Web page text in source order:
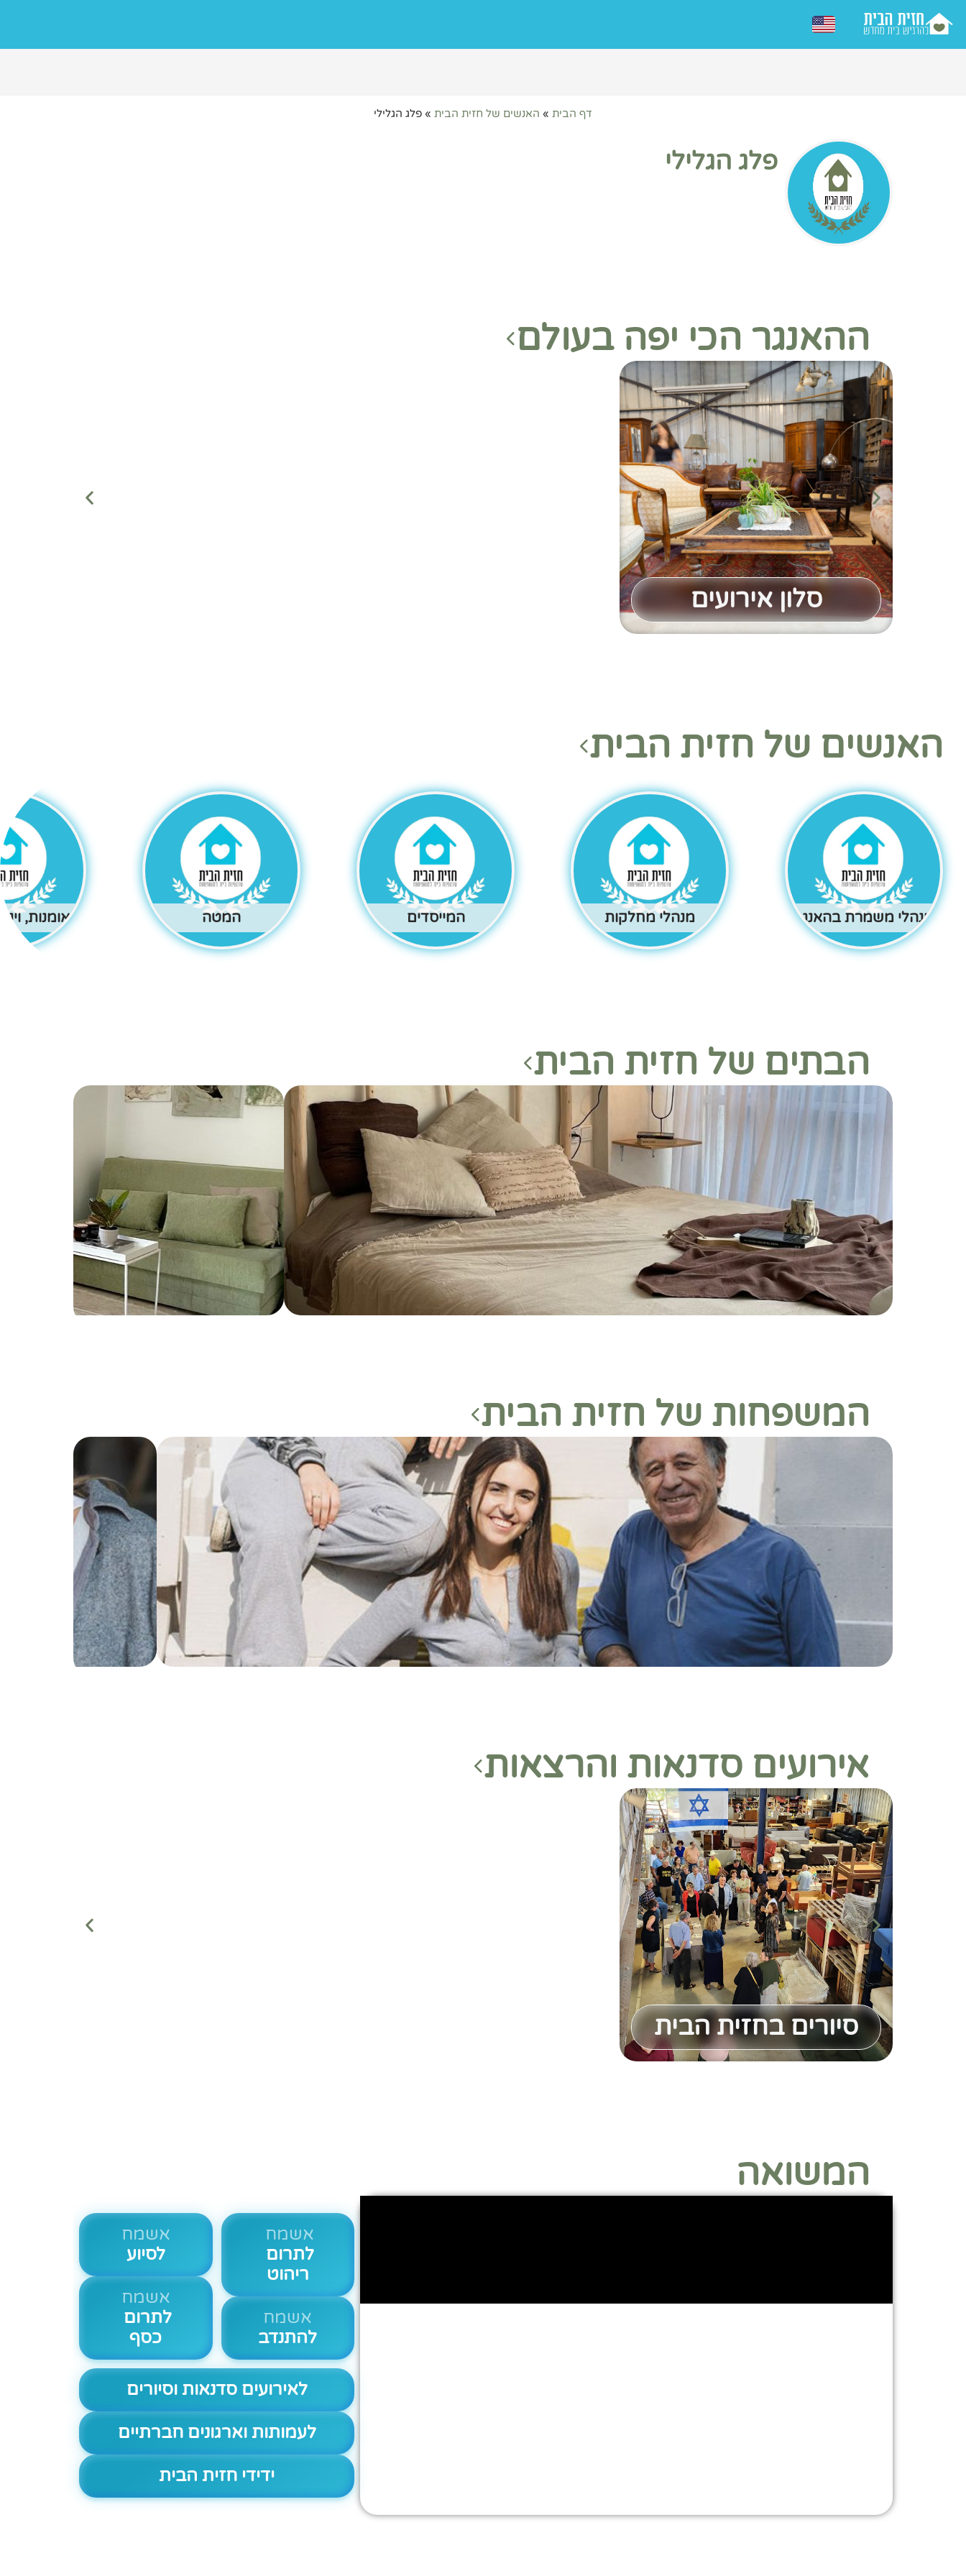
דף הבית » האנשים של חזית הבית » פלג הגלילי
פלג הגלילי
ההאנגר הכי יפה בעולם
סלון אירועים
האנשים של חזית הבית
מנהלי משמרת בהאנגר מנהלי מחלקות המייסדים המטה אומנות,
הבתים של חזית הבית
המשפחות של חזית הבית
אירועים סדנאות והרצאות
סיורים בחזית הבית
המשואה
אשמח
לתרום
ריהוט
אשמח
להתנדב
אשמח
לסיוע
אשמח
לתרום
כסף
לאירועים סדנאות וסיורים
לעמותות וארגונים חברתיים
ידידי חזית הבית